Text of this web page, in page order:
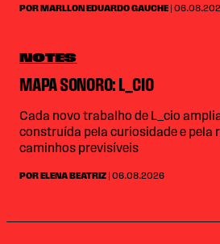
POR MARLLON EDUARDO GAUCHE |
NOTES
MAPA SONORO: L_CIO
Cada novo trabalho de L_cio
construída pela curiosidade e pela
caminhos previsíveis
POR ELENA BEATRIZ | 06.08.2026